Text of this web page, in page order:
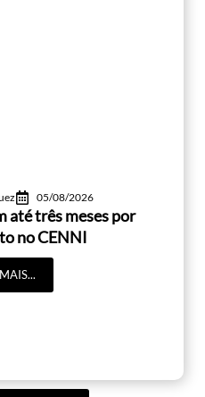
05/08/2026
até três meses por
no CENNI